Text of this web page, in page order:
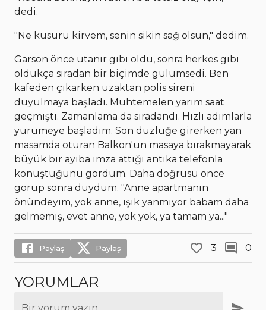
dedi.
"Ne kusuru kirvem, senin sikin sağ olsun," dedim.
Garson önce utanır gibi oldu, sonra herkes gibi
oldukça sıradan bir biçimde gülümsedi. Ben
kafeden çıkarken uzaktan polis sireni
duyulmaya başladı. Muhtemelen yarım saat
geçmişti. Zamanlama da sıradandı. Hızlı adımlarla
yürümeye başladım. Son düzlüğe girerken yan
masamda oturan Balkon'un masaya bırakmayarak
büyük bir ayıba imza attığı antika telefonla
konuştuğunu gördüm. Daha doğrusu önce
görüp sonra duydum. "Anne apartmanın
önündeyim, yok anne, ışık yanmıyor babam daha
gelmemiş, evet anne, yok yok, ya tamam ya..."
Paylaş Paylaş 3 0
YORUMLAR